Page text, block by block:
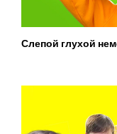
Слепой глухой